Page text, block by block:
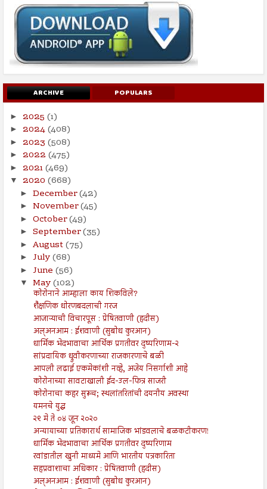
ARCHIVE POPULARS
► 2025 (1)
► 2024(408)
► 2023 (508)
► 2022 (475)
► 2021(469)
▼ 2020 (668)
► December(42)
► November(45)
► October(49)
► September(35)
► August(75)
► July(68)
► June (56)
▼ May(102)
कोरोनाने आम्हाला काय शिकविले?
शैक्षणिक धोरणबदलाची गरज
आजाऱ्याची विचारपूस : प्रेषितवाणी (हदीस)
अल्अनआम : ईशवाणी (सुबोध कुरआन)
धार्मिक भेदभावाचा आर्थिक प्रगतीवर दुष्परिणाम-२
सांप्रदायिक ध्रुवीकरणाच्या राजकारणाचे बळी
आपली लढाई एकमेकांशी नव्हे, अजेय निसर्गाशी आहे
कोरोनाच्या सावटाखाली ईद-उल-फित्र साजरी
कोरोनाचा कहर सुरूच; स्थलांतरितांची दयनीय अवस्था
यमनचे युद्ध
२९ मे ते ०४ जून २०२०
अन्यायाच्या प्रतिकारार्थ सामाजिक भांडवलाचे बळकटीकरण!
धार्मिक भेदभावाचा आर्थिक प्रगतीवर दुष्परिणाम
रवांडातील खुनी माध्यमे आणि भारतीय पत्रकारिता
सहप्रवाशाचा अधिकार : प्रेषितवाणी (हदीस)
अल्अनआम : ईशवाणी (सुबोध कुरआन)